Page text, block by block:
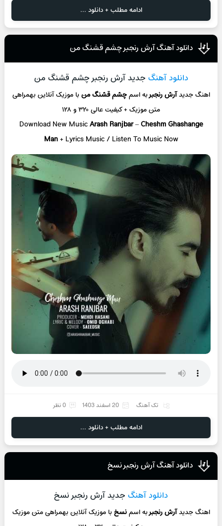
ادامه مطلب + دانلود ...
دانلود آهنگ آرش رنجبر چشم قشنگ من
دانلود آهنگ جدید آرش رنجبر چشم قشنگ من
اهنگ جدیدآرش رنجبربه اسمچشم قشنگ منبا موزیک آنلاینبهمراهی
متن موزیک + کیفیت عالی ۳۲۰ و ۱۲۸
Download New MusicArash Ranjbar–Cheshm Ghashange
Man+ Lyrics Music / Listen To Music Now
تک آهنگ 20 اسفند 1403 0 نظر
ادامه مطلب + دانلود ...
دانلود آهنگ آرش رنجبر نسخ
دانلود آهنگ جدید آرش رنجبر نسخ
اهنگ جدیدآرش رنجبربه اسمنسخبا موزیک آنلاینبهمراهی متن موزیک